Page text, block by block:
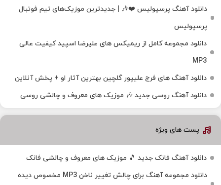
دانلود آهنگ پرسپولیس ❤️🎶 | جدیدترین موزیک‌های تیم فوتبال
پرسپولیس
دانلود مجموعه کامل از ریمیکس های علیرضا اسپید کیفیت عالی
MP3
دانلود آهنگ های فرج علیپور گلچین بهترین آثار او + پخش آنلاین
دانلود آهنگ روسی جدید 🎶 موزیک‌ های معروف و چالشی روسی
پست های ویژه
دانلود آهنگ فانک جدید 🎵 موزیک‌ های معروف و چالشی فانک
دانلود مجموعه آهنگ برای چالش تغییر ناخن MP3 مخصوص دیده